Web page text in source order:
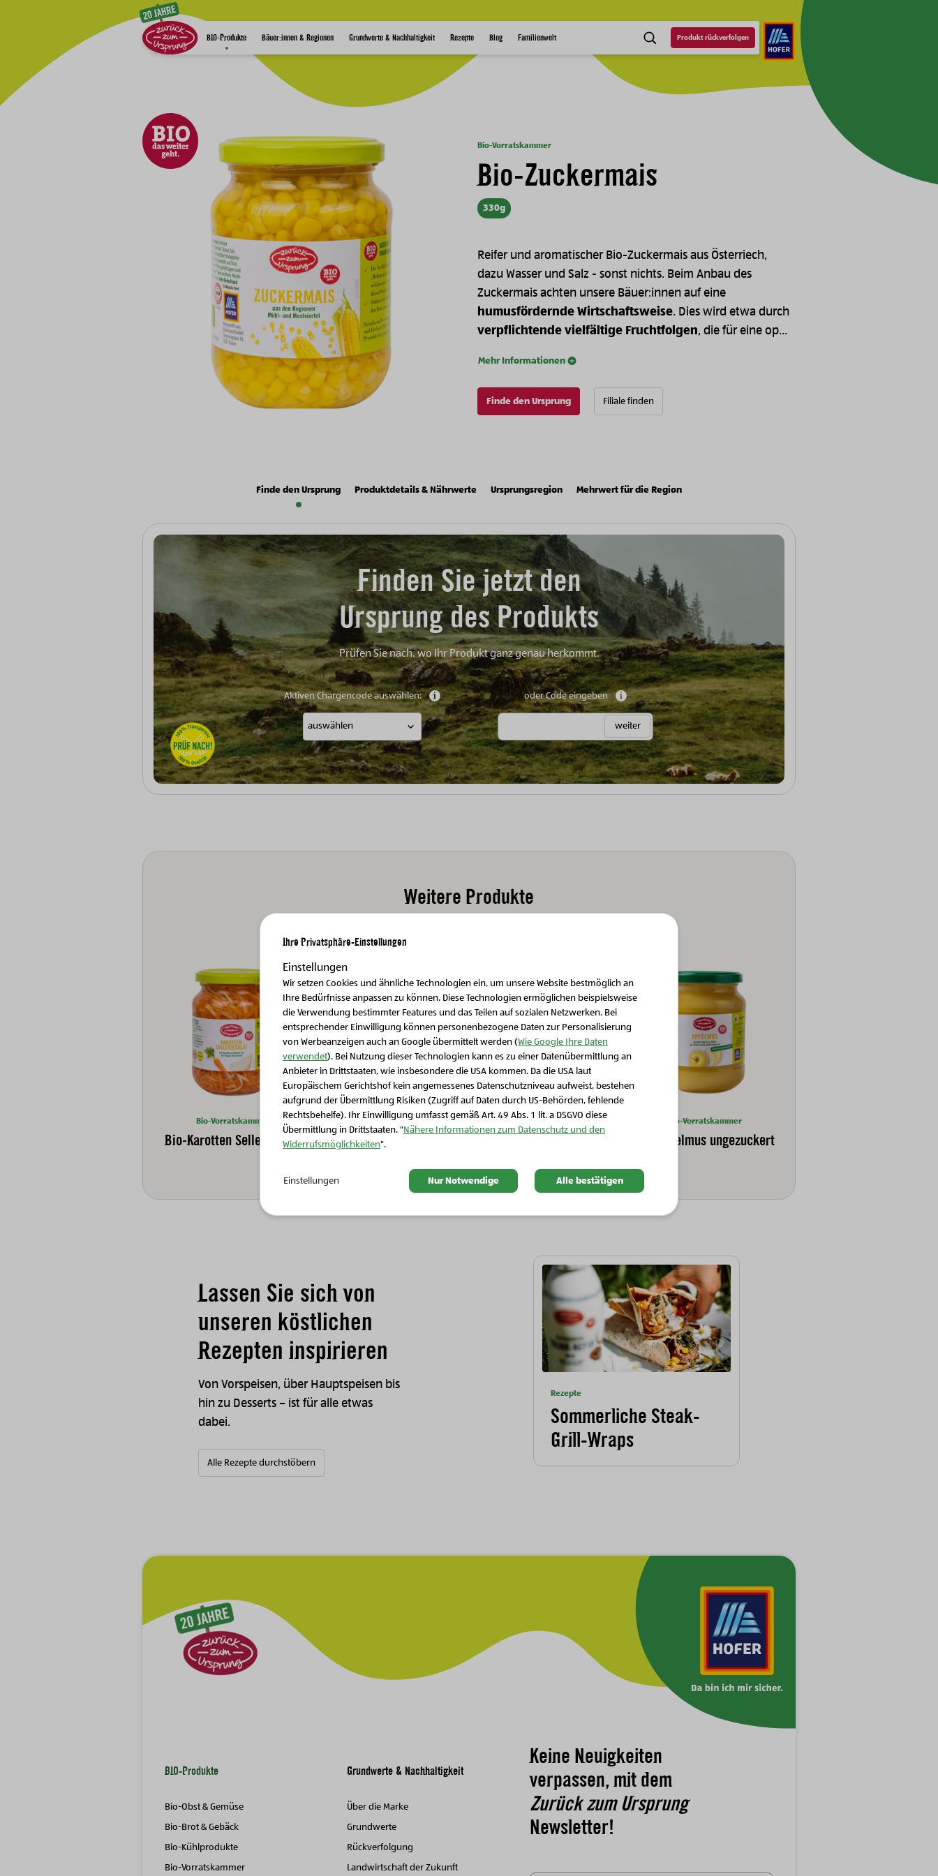
SUCHEProdukt rückverfolgen
BIO-Produkte Bäuer:innen & Regionen Grundwerte & Nachhaltigkeit Rezepte Blog Familienwelt
Bio-Vorratskammer
Bio-Zuckermais
330g
Reifer und aromatischer Bio-Zuckermais aus Österriech,
dazu Wasser und Salz - sonst nichts. Beim Anbau des
Zuckermais achten unsere Bäuer:innen auf eine
humusfördernde Wirtschaftsweise. Dies wird etwa durch
verpflichtende vielfältige Fruchtfolgen, die für eine op...
Mehr Informationen
Finde den Ursprung Filiale finden
Finde den Ursprung Produktdetails & Nährwerte Ursprungsregion Mehrwert für die Region
Finden Sie jetzt den
Ursprung des Produkts
Prüfen Sie nach, wo Ihr Produkt ganz genau herkommt.
Aktiven Chargencode auswählen: Weitere Informationen anzeigen
oder Code eingeben Weitere Informationen anzeigen
weiter
Weitere Produkte
Bio-Vorratskammer
Bio-Karotten Selleriesalat
Bio-Vorratskammer
Bio-Sauerkraut Bio-Rote Rübensalat
Bio-Vorratskammer
Bio-Apfelmus ungezuckert
Rezepte
Sommerliche Steak-
Grill-Wraps
Lassen Sie sich von
unseren köstlichen
Rezepten inspirieren
Von Vorspeisen, über Hauptspeisen bis
hin zu Desserts – ist für alle etwas
dabei.
Alle Rezepte durchstöbern
Keine Neuigkeiten
verpassen, mit dem
Zurück zum Ursprung
Newsletter!
BIO-Produkte
Bio-Obst & Gemüse
Bio-Brot & Gebäck
Bio-Kühlprodukte
Bio-Vorratskammer
Grundwerte & Nachhaltigkeit
Über die Marke
Grundwerte
Rückverfolgung
Landwirtschaft der Zukunft
Schließen Sie dieses Feld
Ihre Privatsphäre-Einstellungen
Einstellungen
Wir setzen Cookies und ähnliche Technologien ein, um unsere Website bestmöglich an
Ihre Bedürfnisse anpassen zu können. Diese Technologien ermöglichen beispielsweise
die Verwendung bestimmter Features und das Teilen auf sozialen Netzwerken. Bei
entsprechender Einwilligung können personenbezogene Daten zur Personalisierung
von Werbeanzeigen auch an Google übermittelt werden (Wie Google Ihre Daten
verwendet). Bei Nutzung dieser Technologien kann es zu einer Datenübermittlung an
Anbieter in Drittstaaten, wie insbesondere die USA kommen. Da die USA laut
Europäischem Gerichtshof kein angemessenes Datenschutzniveau aufweist, bestehen
aufgrund der Übermittlung Risiken (Zugriff auf Daten durch US-Behörden, fehlende
Rechtsbehelfe). Ihr Einwilligung umfasst gemäß Art. 49 Abs. 1 lit. a DSGVO diese
Übermittlung in Drittstaaten. "Nähere Informationen zum Datenschutz und den
Widerrufsmöglichkeiten".
Einstellungen Nur Notwendige Alle bestätigen